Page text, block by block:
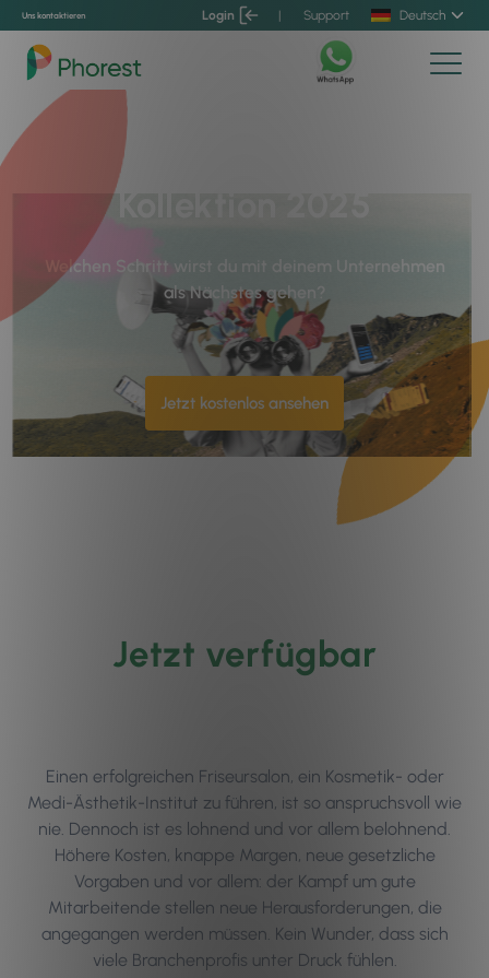
Uns kontaktieren Login | Support Deutsch
Phorest August-
Welchen Schritt wirst du mit deinem Unternehmen
als Nächstes gehen?
Jetzt kostenlos ansehen
Jetzt verfügbar
Einen erfolgreichen Friseursalon, ein Kosmetik- oder
Medi-Ästhetik-Institut zu führen, ist so anspruchsvoll wie
nie. Dennoch ist es lohnend und vor allem belohnend.
Höhere Kosten, knappe Margen, neue gesetzliche
Vorgaben und vor allem: der Kampf um gute
Mitarbeitende stellen neue Herausforderungen, die
angegangen werden müssen. Kein Wunder, dass sich
viele Branchenprofis unter Druck fühlen.